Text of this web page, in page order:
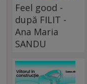
Feel good -
după FILIT -
Ana Maria
SANDU